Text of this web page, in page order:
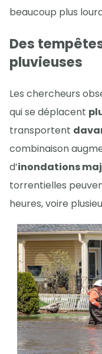
beaucoup plus
Des
pluvieuses
Les chercheurs
qui se déplacent
transportent
combinaison
d’inondations
torrentielles
heures, voire